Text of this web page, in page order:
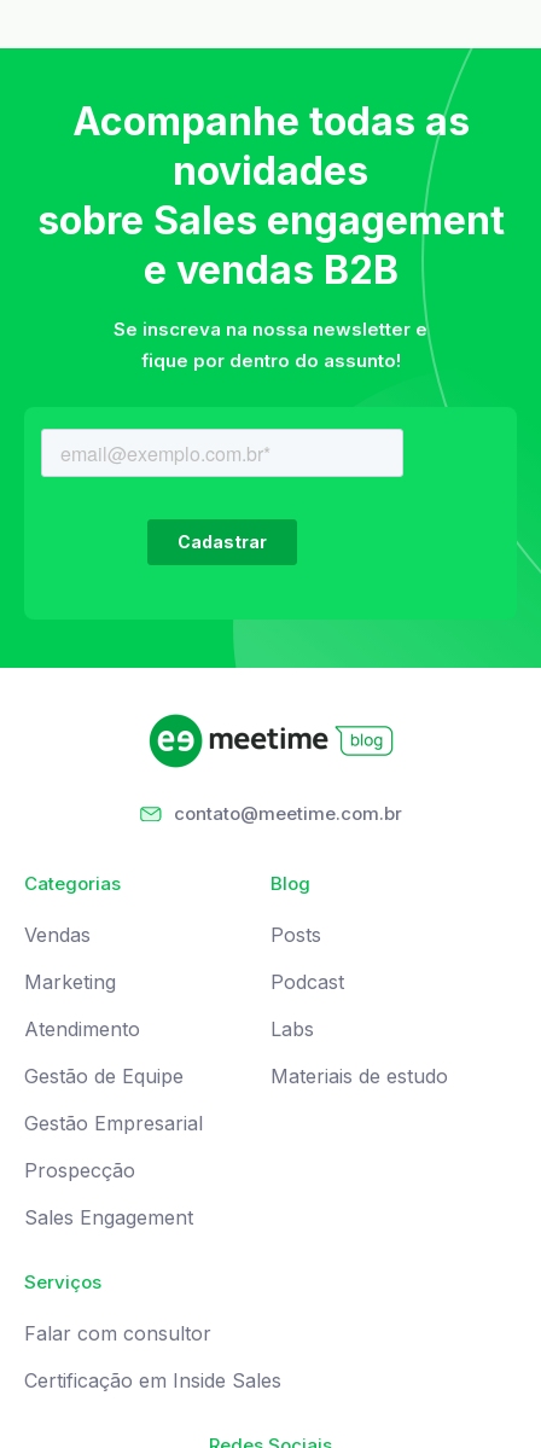
Acompanhe todas as
novidades
sobre Sales engagement
e vendas B2B
Se inscreva na nossa newsletter e
fique por dentro do assunto!
contato@meetime.com.br
Categorias
Vendas
Marketing
Atendimento
Gestão de Equipe
Gestão Empresarial
Prospecção
Sales Engagement
Blog
Posts
Podcast
Labs
Materiais de estudo
Serviços
Falar com consultor
Certificação em Inside Sales